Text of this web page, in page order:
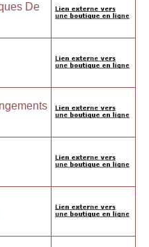
De